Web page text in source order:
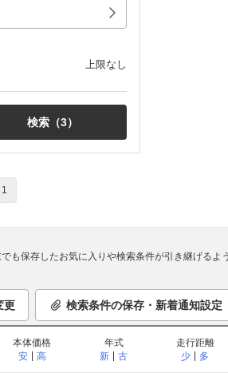
上限なし
検索（3）
1
も保存したお気に入りや検索条件が引き継げるよ
更 検索条件の保存・新着通知設定
本体価格
安
高
年式
新
古
走行距離
少
多